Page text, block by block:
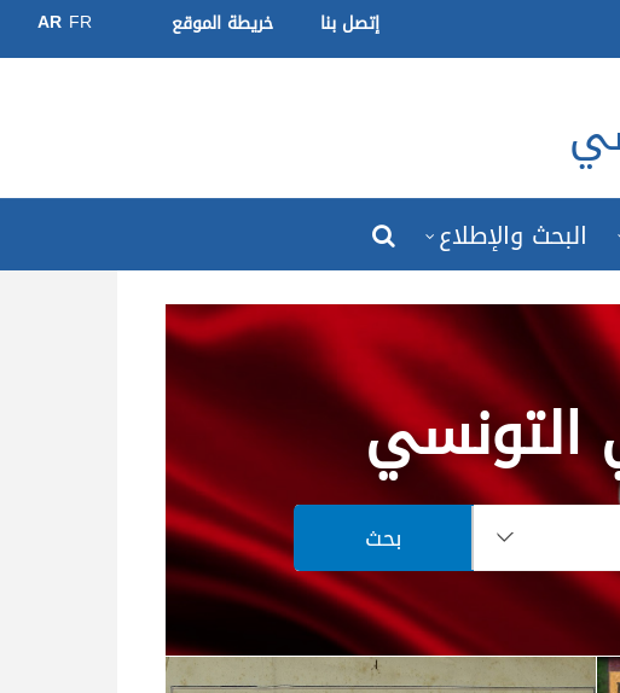
AR FR خريطة الموقع إتصل بنا
البحث والإطلاع
التونسي‬
بحث